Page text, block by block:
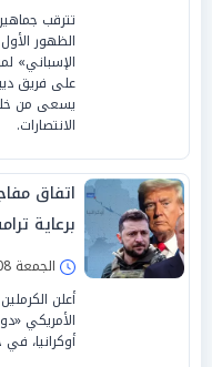
تترقب
الظهور
على فريق
يسعى من
الانتصارات.
اتفاق
برعاية ترامب
الجمعة 08/مايو/2026 - 11:12 م
أعلن
الأمريكي
أوكرانيا،